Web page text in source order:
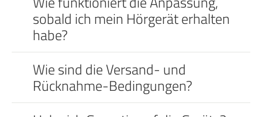
sobald ich mein Hörgerät erhalten
habe?
Wie sind die Versand- und
Rücknahme-Bedingungen?